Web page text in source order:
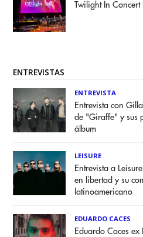
Twilight In
ENTREVISTAS
ENTREVISTA
Entrevista con
de "Giraffe" y sus
álbum
LEISURE
Entrevista a
en libertad y su
latinoamericano
EDUARDO CACES
Eduardo Caces ex